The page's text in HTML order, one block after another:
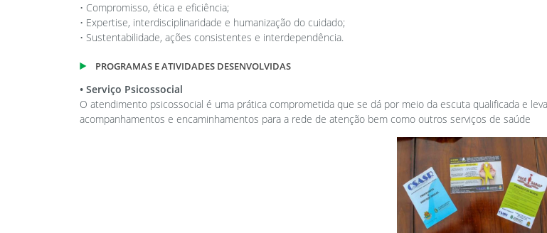
• Compromisso, ética e eficiência;
• Expertise, interdisciplinaridade e humanização do cuidado;
• Sustentabilidade, ações consistentes e interdependência.
PROGRAMAS E ATIVIDADES DESENVOLVIDAS
• Serviço Psicossocial
O atendimento psicossocial é uma prática comprometida que se dá por meio da escuta qualificada e
acompanhamentos e encaminhamentos para a rede de atenção bem como outros serviços de saúde